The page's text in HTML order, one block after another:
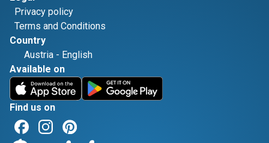
Privacy policy
Terms and Conditions
Country
Austria - English
Available on
Find us on